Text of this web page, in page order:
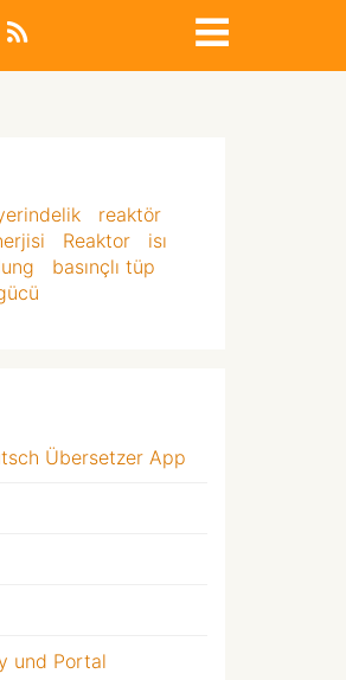
reaktör
Reaktor
isı
basınçlı tüp
Übersetzer App
und Portal